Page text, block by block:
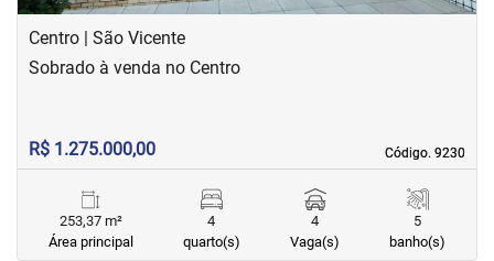
Centro | São Vicente
Código. 9230
Código. 9230
Sobrado à venda no Centro
R$ 1.275.000,00
253,37 m²
Área principal
4
quarto(s)
4
Vaga(s)
5
banho(s)